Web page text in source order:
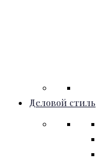
Деловой стиль